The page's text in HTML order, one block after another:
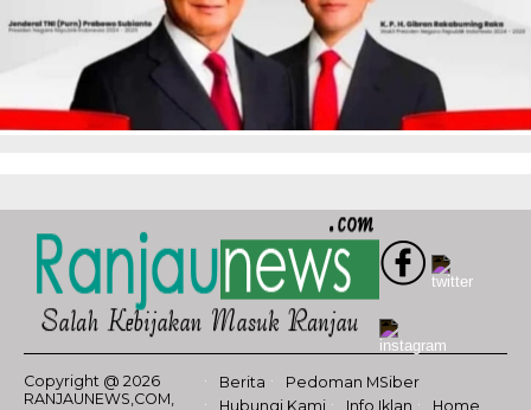
Copyright @ 2026
RANJAUNEWS,COM,
Berita
Pedoman MSiber